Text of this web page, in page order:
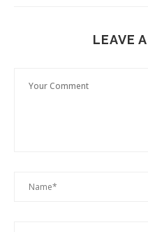
LEAVE